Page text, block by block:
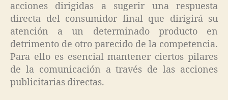
acciones dirigidas a sugerir una respuesta
directa del consumidor final que dirigirá su
atención a un determinado producto en
detrimento de otro parecido de la competencia.
Para ello es esencial mantener ciertos pilares
de la comunicación a través de las acciones
publicitarias directas.